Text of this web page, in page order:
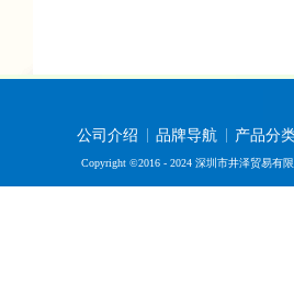
公司介绍 品牌导航 产品分
Copyright ©2016 - 2024 深圳市井泽贸易有